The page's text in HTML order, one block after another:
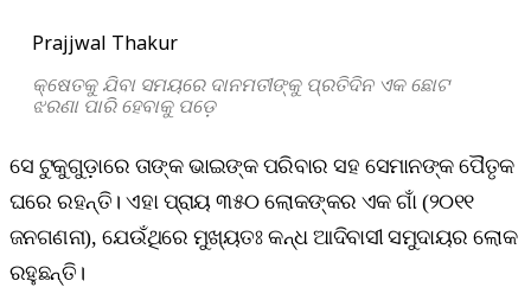
Prajjwal Thakur
କ୍ଷେତକୁ ଯିବା ସମୟରେ ଦାନମତୀଙ୍କୁ ପ୍ରତିଦିନ ଏକ ଛୋଟ
ଝରଣା ପାରି ହେବାକୁ ପଡ଼େ
ସେ ଟୁକୁଗୁଡ଼ାରେ ତାଙ୍କ ଭାଇଙ୍କ ପରିବାର ସହ ସେମାନଙ୍କ ପୈତୃକ
ଘରେ ରହନ୍ତି। ଏହା ପ୍ରାୟ ୩୫୦ ଲୋକଙ୍କର ଏକ ଗାଁ (୨୦୧୧
ଜନଗଣନା), ଯେଉଁଥିରେ ମୁଖ୍ୟତଃ କନ୍ଧ ଆଦିବାସୀ ସମୁଦାୟର ଲୋକ
ରହୁଛନ୍ତି।